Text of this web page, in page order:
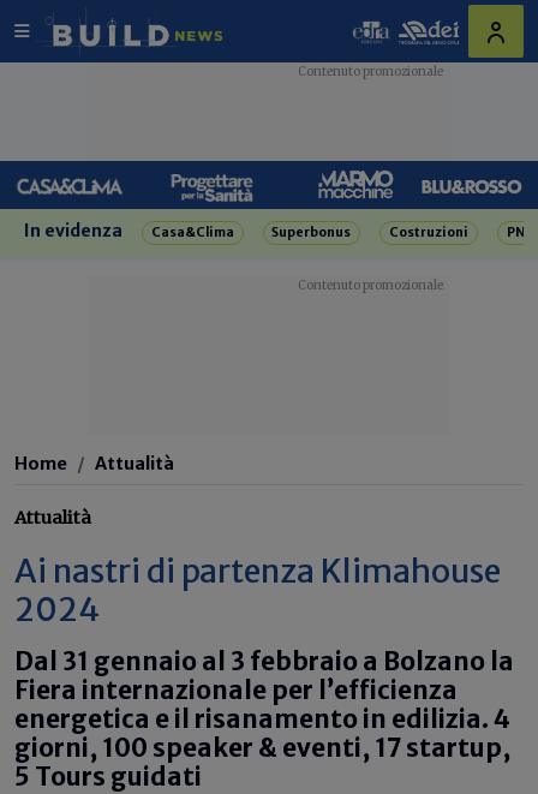
In evidenza Casa&Clima Superbonus Costruzioni
Home Attualità
Attualità
Ai nastri di partenza Klimahouse
2024
Dal 31 gennaio al 3 febbraio a Bolzano la
Fiera internazionale per l’efficienza
energetica e il risanamento in edilizia. 4
giorni, 100 speaker & eventi, 17 startup,
5 Tours guidati